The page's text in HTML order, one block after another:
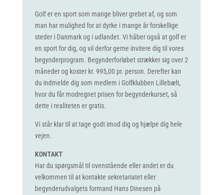
Golf er en sport som mange bliver grebet af, og som
man har mulighed for at dyrke i mange år forskellige
steder i Danmark og i udlandet. Vi håber også at golf er
en sport for dig, og vil derfor gerne invitere dig til vores
begynderprogram. Begynderforløbet strækker sig over 2
måneder og koster kr. 995,00 pr. person. Derefter kan
du indmelde dig som medlem i Golfklubben Lillebælt,
hvor du får modregnet prisen for begynderkurset, så
dette i realiteten er gratis.
Vi står klar til at tage godt imod dig og hjælpe dig hele
vejen.
KONTAKT
Har du spørgsmål til ovenstående eller andet er du
velkommen til at kontakte sekretariatet eller
begynderudvalgets formand Hans Dinesen på